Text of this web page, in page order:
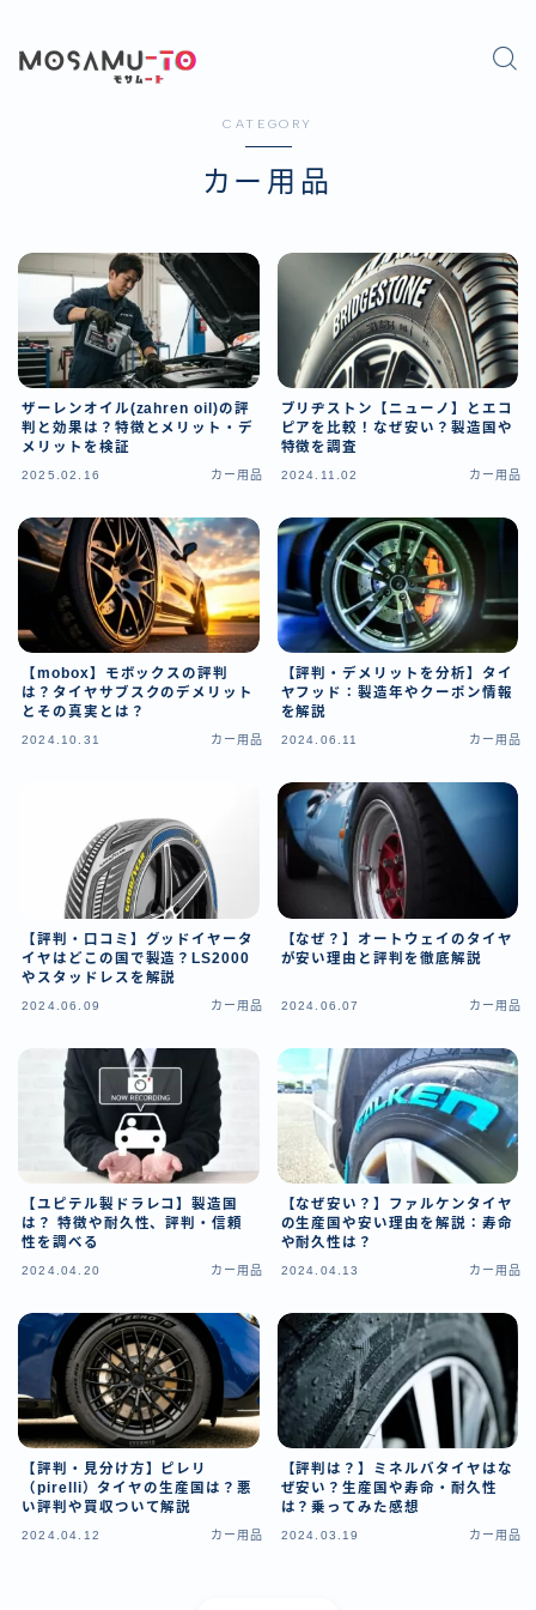
CATEGORY
カー用品
ザーレンオイル(zahren oil)の評
判と効果は？特徴とメリット・デ
メリットを検証
2025.02.16 カー用品
ブリヂストン【ニューノ】とエコ
ピアを比較！なぜ安い？製造国や
特徴を調査
2024.11.02 カー用品
【mobox】モボックスの評判
は？タイヤサブスクのデメリット
とその真実とは？
2024.10.31 カー用品
【評判・デメリットを分析】タイ
ヤフッド：製造年やクーポン情報
を解説
2024.06.11 カー用品
【評判・口コミ】グッドイヤータ
イヤはどこの国で製造？LS2000
やスタッドレスを解説
2024.06.09 カー用品
【なぜ？】オートウェイのタイヤ
が安い理由と評判を徹底解説
2024.06.07 カー用品
【ユピテル製ドラレコ】製造国
は？ 特徴や耐久性、評判・信頼
性を調べる
2024.04.20 カー用品
【なぜ安い？】ファルケンタイヤ
の生産国や安い理由を解説：寿命
や耐久性は？
2024.04.13 カー用品
【評判・見分け方】ピレリ
（pirelli）タイヤの生産国は？悪
い評判や買収ついて解説
2024.04.12 カー用品
【評判は？】ミネルバタイヤはな
ぜ安い？生産国や寿命・耐久性
は？乗ってみた感想
2024.03.19 カー用品